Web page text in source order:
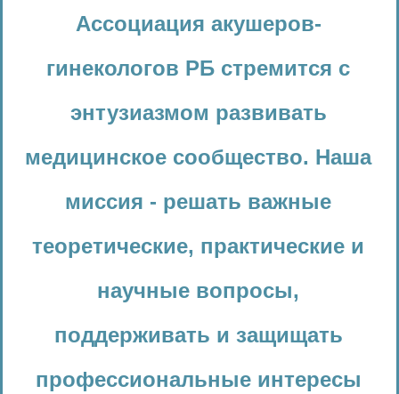
Ассоциация акушеров-
гинекологов РБ стремится с
энтузиазмом развивать
медицинское сообщество. Наша
миссия - решать важные
теоретические, практические и
научные вопросы,
поддерживать и защищать
профессиональные интересы